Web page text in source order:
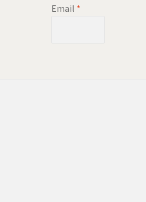
Email *